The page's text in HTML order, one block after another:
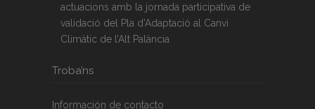
actuacions amb la jornada participativa de
validació del Pla d’Adaptació al Canvi
Climàtic de l’Alt Palància
Troba’ns
Información de contacto